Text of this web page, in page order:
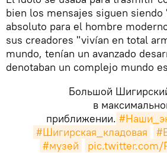
bien los mensajes siguen
absoluto para el hombre
sus creadores "vivían en total
mundo, tenían un avanzado
denotaban un complejo mundo
Большой
в
приближении.
#Шигирская_кладовая
#музей
pic.twitter.com/